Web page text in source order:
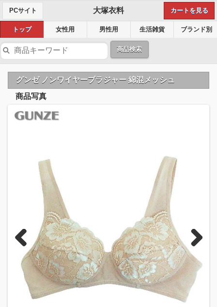
PCサイト 大塚衣料 カートを見る
トップ 女性用 男性用 生活雑貨 ブランド別
商品検索
グンゼ ノンワイヤーブラジャー 綿混メッシュ
商品写真
Previous Next